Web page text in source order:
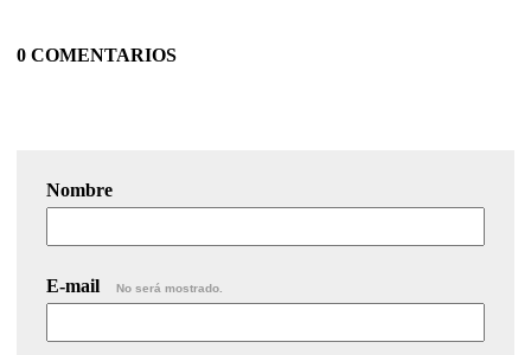
0 COMENTARIOS
Nombre
E-mail No será mostrado.